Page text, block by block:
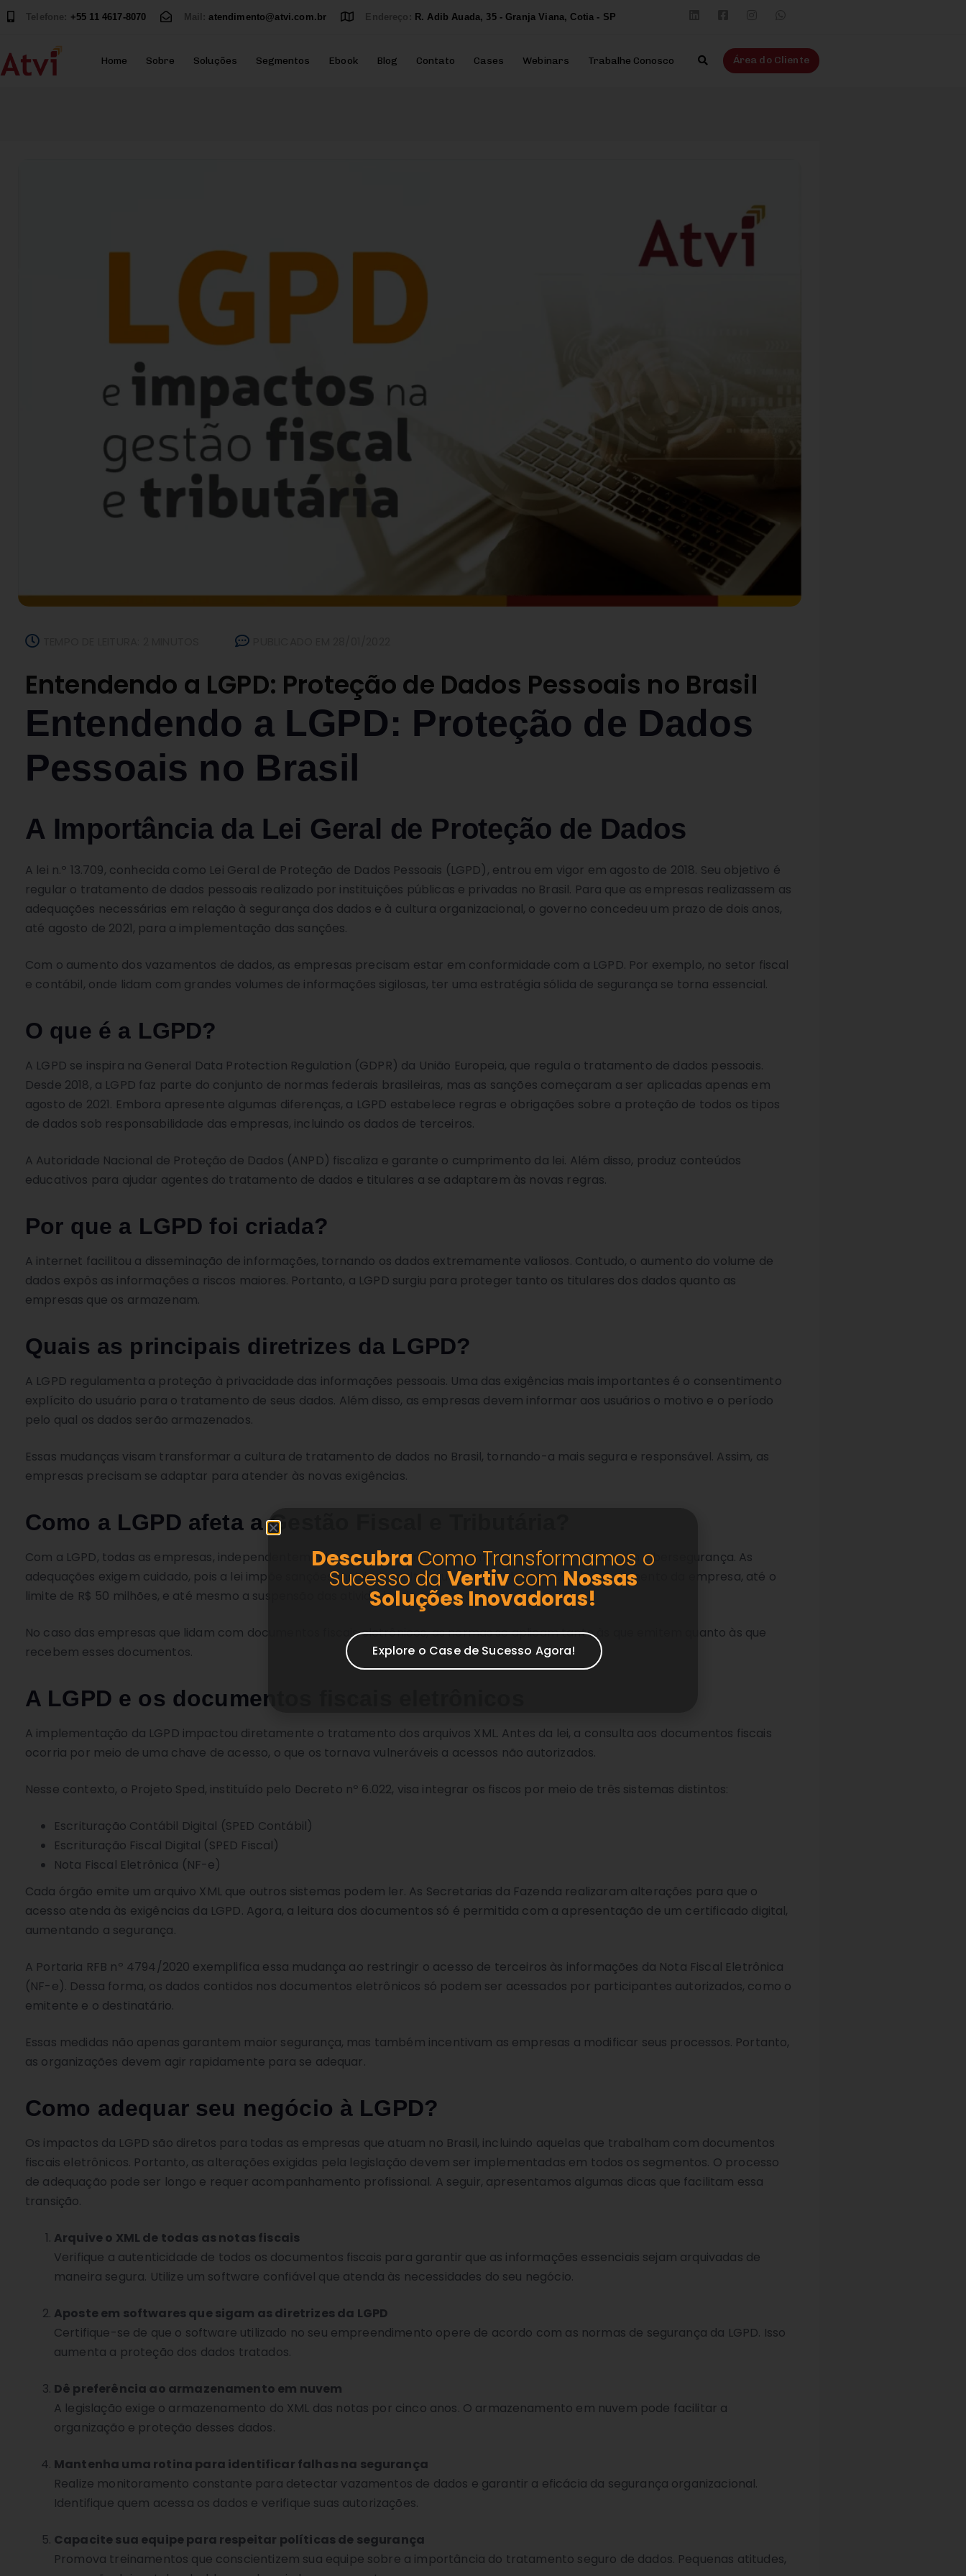
Telefone: +55 11 4617-8070 Mail:atendimento@atvi.com.br Endereço: R. Adib Auada, 35 - Granja Viana, Cotia - SP
Home Sobre Soluções Segmentos Ebook Blog Contato Cases Webinars Trabalhe Conosco Área do Cliente
Entendendo a LGPD: Proteção de Dados Pessoais no Brasil
Entendendo a LGPD: Proteção de Dados
Pessoais no Brasil
A Importância da Lei Geral de Proteção de Dados
A lei n.º 13.709, conhecida como Lei Geral de Proteção de Dados Pessoais (LGPD), entrou em vigor em agosto de 2018. Seu objetivo é
regular o tratamento de dados pessoais realizado por instituições públicas e privadas no Brasil. Para que as empresas realizassem as
adequações necessárias em relação à segurança dos dados e à cultura organizacional, o governo concedeu um prazo de dois anos,
até agosto de 2021, para a implementação das sanções.
Com o aumento dos vazamentos de dados, as empresas precisam estar em conformidade com a LGPD. Por exemplo, no setor fiscal
e contábil, onde lidam com grandes volumes de informações sigilosas, ter uma estratégia sólida de segurança se torna essencial.
O que é a LGPD?
A LGPD se inspira na General Data Protection Regulation (GDPR) da União Europeia, que regula o tratamento de dados pessoais.
Desde 2018, a LGPD faz parte do conjunto de normas federais brasileiras, mas as sanções começaram a ser aplicadas apenas em
agosto de 2021. Embora apresente algumas diferenças, a LGPD estabelece regras e obrigações sobre a proteção de todos os tipos
de dados sob responsabilidade das empresas, incluindo os dados de terceiros.
A Autoridade Nacional de Proteção de Dados (ANPD) fiscaliza e garante o cumprimento da lei. Além disso, produz conteúdos
educativos para ajudar agentes do tratamento de dados e titulares a se adaptarem às novas regras.
Por que a LGPD foi criada?
A internet facilitou a disseminação de informações, tornando os dados extremamente valiosos. Contudo, o aumento do volume de
dados expôs as informações a riscos maiores. Portanto, a LGPD surgiu para proteger tanto os titulares dos dados quanto as
empresas que os armazenam.
Quais as principais diretrizes da LGPD?
A LGPD regulamenta a proteção à privacidade das informações pessoais. Uma das exigências mais importantes é o consentimento
explícito do usuário para o tratamento de seus dados. Além disso, as empresas devem informar aos usuários o motivo e o período
pelo qual os dados serão armazenados.
Essas mudanças visam transformar a cultura de tratamento de dados no Brasil, tornando-a mais segura e responsável. Assim, as
empresas precisam se adaptar para atender às novas exigências.
Como a LGPD afeta a Gestão Fiscal e Tributária?
Com a LGPD, todas as empresas, independentemente de seu tamanho ou segmento, precisam investir em cibersegurança. As
adequações exigem cuidado, pois a lei impõe sanções, incluindo multas que podem alcançar 2% do faturamento da empresa, até o
limite de R$ 50 milhões, e até mesmo a suspensão das atividades da empresa.
No caso das empresas que lidam com documentos fiscais eletrônicos, as normas se aplicam tanto às que emitem quanto às que
recebem esses documentos.
A LGPD e os documentos fiscais eletrônicos
A implementação da LGPD impactou diretamente o tratamento dos arquivos XML. Antes da lei, a consulta aos documentos fiscais
ocorria por meio de uma chave de acesso, o que os tornava vulneráveis a acessos não autorizados.
Nesse contexto, o Projeto Sped, instituído pelo Decreto nº 6.022, visa integrar os fiscos por meio de três sistemas distintos:
Escrituração Contábil Digital (SPED Contábil)
Escrituração Fiscal Digital (SPED Fiscal)
Nota Fiscal Eletrônica (NF-e)
Cada órgão emite um arquivo XML que outros sistemas podem ler. As Secretarias da Fazenda realizaram alterações para que o
acesso atenda às exigências da LGPD. Agora, a leitura dos documentos só é permitida com a apresentação de um certificado digital,
aumentando a segurança.
A Portaria RFB nº 4794/2020 exemplifica essa mudança ao restringir o acesso de terceiros às informações da Nota Fiscal Eletrônica
(NF-e). Dessa forma, os dados contidos nos documentos eletrônicos só podem ser acessados por participantes autorizados, como o
emitente e o destinatário.
Essas medidas não apenas garantem maior segurança, mas também incentivam as empresas a modificar seus processos. Portanto,
as organizações devem agir rapidamente para se adequar.
Como adequar seu negócio à LGPD?
Os impactos da LGPD são diretos para todas as empresas que atuam no Brasil, incluindo aquelas que trabalham com documentos
fiscais eletrônicos. Portanto, as alterações exigidas pela legislação devem ser implementadas em todos os segmentos. O processo
de adequação pode ser longo e requer acompanhamento profissional. A seguir, apresentamos algumas dicas que facilitam essa
transição.
Arquive o XML de todas as notas fiscais
Verifique a autenticidade de todos os documentos fiscais para garantir que as informações essenciais sejam arquivadas de
maneira segura. Utilize um software confiável que atenda às necessidades do seu negócio.
Aposte em softwares que sigam as diretrizes da LGPD
Certifique-se de que o software utilizado no seu empreendimento opere de acordo com as normas de segurança da LGPD. Isso
aumenta a proteção dos dados tratados.
Dê preferência ao armazenamento em nuvem
A legislação exige o armazenamento do XML das notas por cinco anos. O armazenamento em nuvem pode facilitar a
organização e proteção desses dados.
Mantenha uma rotina para identificar falhas na segurança
Realize monitoramento constante para detectar vazamentos de dados e garantir a eficácia da segurança organizacional.
Identifique quem acessa os dados e verifique suas autorizações.
Capacite sua equipe para respeitar políticas de segurança
Promova treinamentos que conscientizem sua equipe sobre a importância do tratamento seguro de dados. Pequenas atitudes,
Descubra Como Transformamos o
Sucesso da Vertivcom Nossas
Soluções Inovadoras!
Explore o Case de Sucesso Agora!